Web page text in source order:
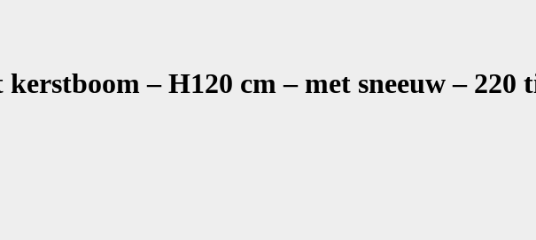
– H120 cm – met sneeuw – 220